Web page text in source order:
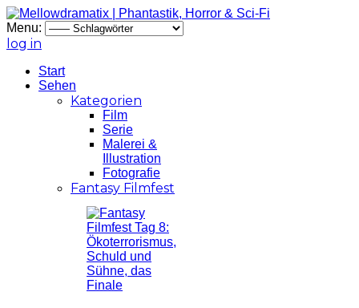
Menu:
log in
Start
Sehen
Kategorien
Film
Serie
Malerei &
Illustration
Fotografie
Fantasy Filmfest